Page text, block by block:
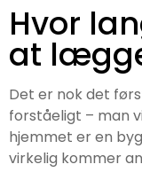
Hvor
at
Det er nok det
forståeligt – man
hjemmet er en
virkelig kommer